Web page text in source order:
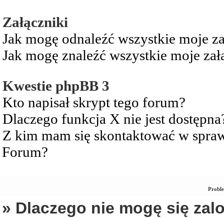
Załączniki
Jak mogę odnaleźć wszystkie moje
Jak mogę znaleźć wszystkie moje
Kwestie phpBB 3
Kto napisał skrypt tego forum?
Dlaczego funkcja X nie jest
Z kim mam się skontaktować w
Forum?
» Dlaczego nie mogę się